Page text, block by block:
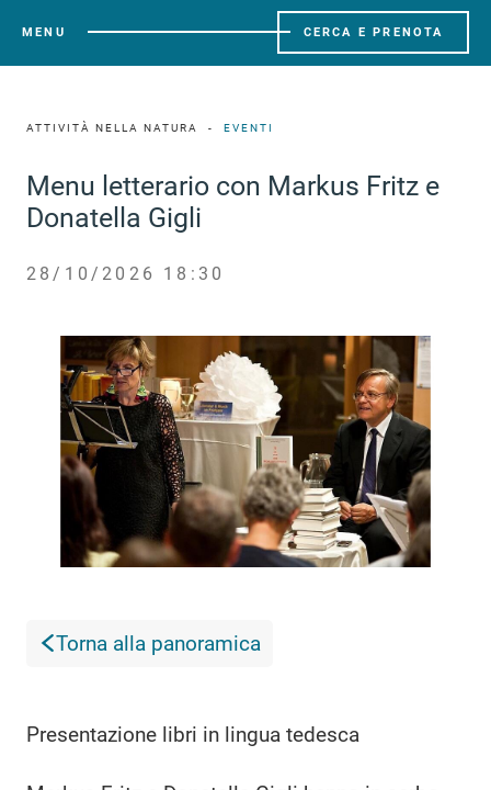
MENU CERCA E PRENOTA
ATTIVITÀ NELLA NATURA EVENTI
Menu letterario con Markus Fritz e
Donatella Gigli
28/10/2026 18:30
Torna alla panoramica
Presentazione libri in lingua tedesca